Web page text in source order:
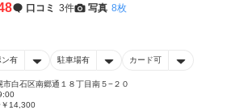
口コミ 3件 写真 8枚
ン有 駐車場有 カード可
市白石区南郷通１８丁目南５−２０
￥14,300